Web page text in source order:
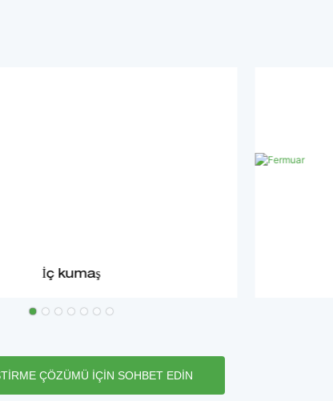
İç kumaş
ÇÖZÜMÜ IÇIN SOHBET EDIN